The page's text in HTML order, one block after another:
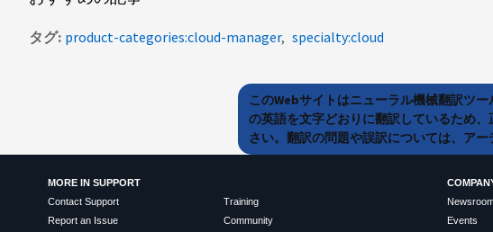
タグ product-categories:cloud-manager specialty:cloud
このWebサイトはニューラル機械翻訳ツ
の英語を文字どおりに翻訳しているため
さい。翻訳の問題や誤訳については、ア
MORE IN SUPPORT
Contact Support
Report an Issue
Training
Community
Events